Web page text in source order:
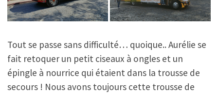
Tout se passe sans difficulté… quoique.. Aurélie se
fait retoquer un petit ciseaux à ongles et un
épingle à nourrice qui étaient dans la trousse de
secours ! Nous avons toujours cette trousse de